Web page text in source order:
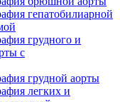
гепатобилиарной
грудного и
с
грудной аорты
легких и